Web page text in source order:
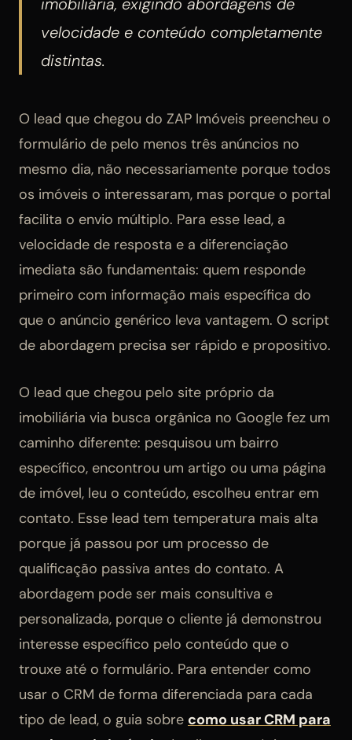
velocidade e conteúdo completamente
distintas.
O lead que chegou do ZAP Imóveis preencheu o
formulário de pelo menos três anúncios no
mesmo dia, não necessariamente porque todos
os imóveis o interessaram, mas porque o portal
facilita o envio múltiplo. Para esse lead, a
velocidade de resposta e a diferenciação
imediata são fundamentais: quem responde
primeiro com informação mais específica do
que o anúncio genérico leva vantagem. O script
de abordagem precisa ser rápido e propositivo.
O lead que chegou pelo site próprio da
imobiliária via busca orgânica no Google fez um
caminho diferente: pesquisou um bairro
específico, encontrou um artigo ou uma página
de imóvel, leu o conteúdo, escolheu entrar em
contato. Esse lead tem temperatura mais alta
porque já passou por um processo de
qualificação passiva antes do contato. A
abordagem pode ser mais consultiva e
personalizada, porque o cliente já demonstrou
interesse específico pelo conteúdo que o
trouxe até o formulário. Para entender como
usar o CRM de forma diferenciada para cada
tipo de lead, o guia sobre como usar CRM para